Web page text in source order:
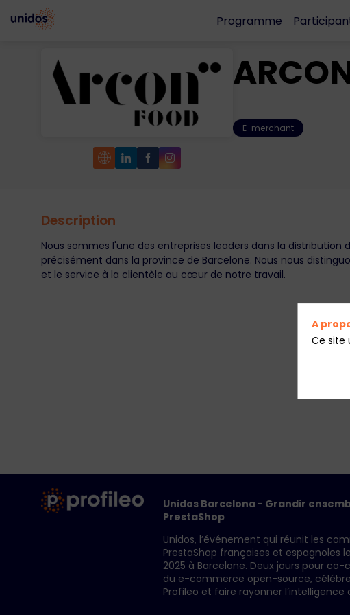
Programme
E-merchant
Description
Nous sommes l'une des entreprises leaders dans la
précisément dans la province de Barcelone. Nous nous
et le service à la clientèle au cœur de notre travail.
Unidos Barcelona - Grandir
PrestaShop
Unidos, l’événement qui réunit les
PrestaShop françaises et espagnoles
2025 à Barcelone. Deux jours pour co-
du e-commerce open-source,
Profileo et faire rayonner l’intelligence
A
Ce site